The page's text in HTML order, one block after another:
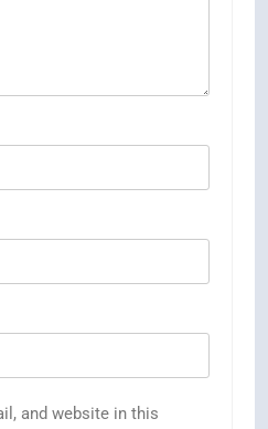
and website in this